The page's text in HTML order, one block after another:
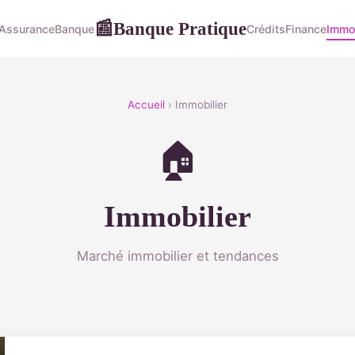
Banque📰Banque PratiqueCréditsFinance
Accueil › Immobilier
🏠
Immobilier
Marché immobilier et tendances